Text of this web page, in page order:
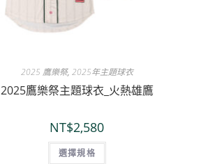
2025 鷹樂祭, 2025年主題球衣
2025鷹樂祭主題球衣_火熱雄鷹
NT$2,580
選擇規格